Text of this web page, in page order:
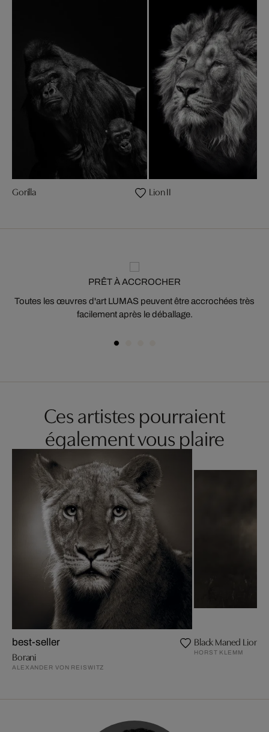
Gorilla Lion II
PRÊT À ACCROCHER
Toutes les œuvres d'art LUMAS peuvent être accrochées très
facilement après le déballage.
Ces artistes pourraient
également vous plaire
best-seller
Borani
ALEXANDER VON REISWITZ
Black Maned Lion
HORST KLEMM